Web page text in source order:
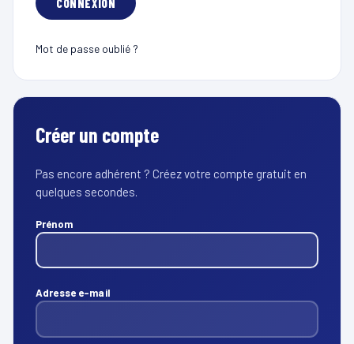
Mot de passe oublié ?
Créer un compte
Pas encore adhérent ? Créez votre compte gratuit en
quelques secondes.
Prénom
Adresse e-mail